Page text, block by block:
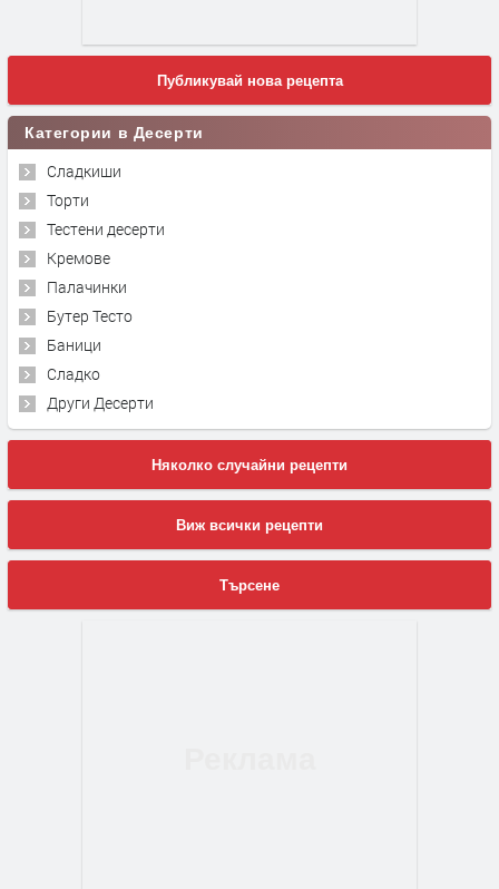
Публикувай нова рецепта
Категории в Десерти
Сладкиши
Торти
Тестени десерти
Кремове
Палачинки
Бутер Тесто
Баници
Сладко
Други Десерти
Няколко случайни рецепти
Виж всички рецепти
Търсене